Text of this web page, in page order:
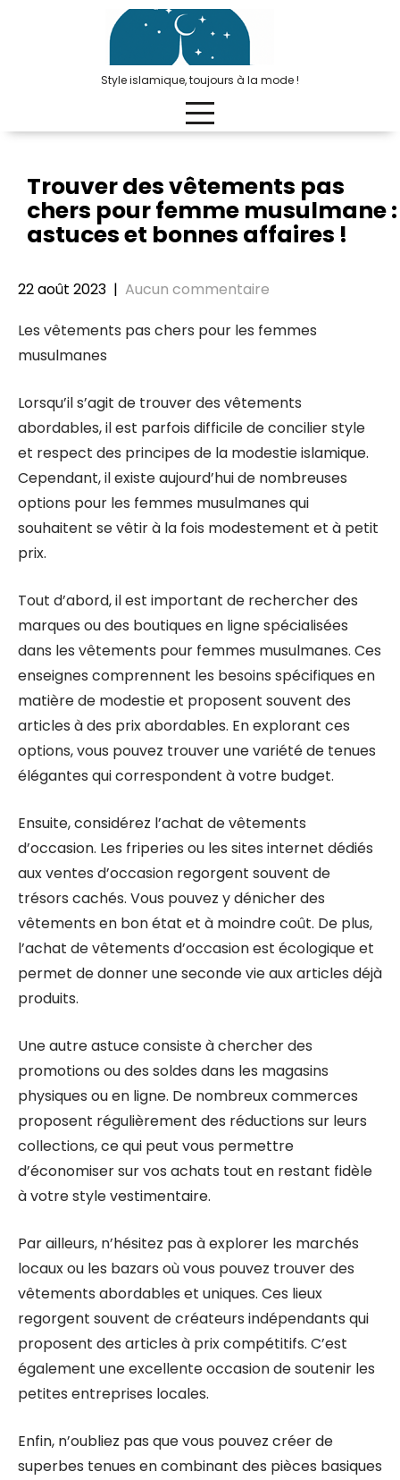
Style islamique, toujours à la mode !
Trouver des vêtements pas
chers pour femme musulmane :
astuces et bonnes affaires !
22 août 2023 | Aucun commentaire
Les vêtements pas chers pour les femmes
musulmanes
Lorsqu’il s’agit de trouver des vêtements
abordables, il est parfois difficile de concilier style
et respect des principes de la modestie islamique.
Cependant, il existe aujourd’hui de nombreuses
options pour les femmes musulmanes qui
souhaitent se vêtir à la fois modestement et à petit
prix.
Tout d’abord, il est important de rechercher des
marques ou des boutiques en ligne spécialisées
dans les vêtements pour femmes musulmanes. Ces
enseignes comprennent les besoins spécifiques en
matière de modestie et proposent souvent des
articles à des prix abordables. En explorant ces
options, vous pouvez trouver une variété de tenues
élégantes qui correspondent à votre budget.
Ensuite, considérez l’achat de vêtements
d’occasion. Les friperies ou les sites internet dédiés
aux ventes d’occasion regorgent souvent de
trésors cachés. Vous pouvez y dénicher des
vêtements en bon état et à moindre coût. De plus,
l’achat de vêtements d’occasion est écologique et
permet de donner une seconde vie aux articles déjà
produits.
Une autre astuce consiste à chercher des
promotions ou des soldes dans les magasins
physiques ou en ligne. De nombreux commerces
proposent régulièrement des réductions sur leurs
collections, ce qui peut vous permettre
d’économiser sur vos achats tout en restant fidèle
à votre style vestimentaire.
Par ailleurs, n’hésitez pas à explorer les marchés
locaux ou les bazars où vous pouvez trouver des
vêtements abordables et uniques. Ces lieux
regorgent souvent de créateurs indépendants qui
proposent des articles à prix compétitifs. C’est
également une excellente occasion de soutenir les
petites entreprises locales.
Enfin, n’oubliez pas que vous pouvez créer de
superbes tenues en combinant des pièces basiques